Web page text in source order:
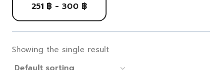
251 ฿ - 300 ฿
Showing the single result